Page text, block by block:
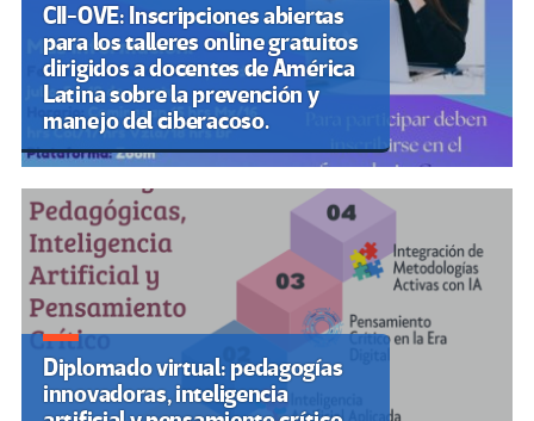
CII-OVE: Inscripciones abiertas
para los talleres online gratuitos
dirigidos a docentes de América
Latina sobre la prevención y
manejo del ciberacoso.
Diplomado virtual: pedagogías
innovadoras, inteligencia